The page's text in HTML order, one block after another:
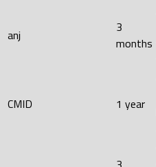
anj
3
months
CMID 1 year